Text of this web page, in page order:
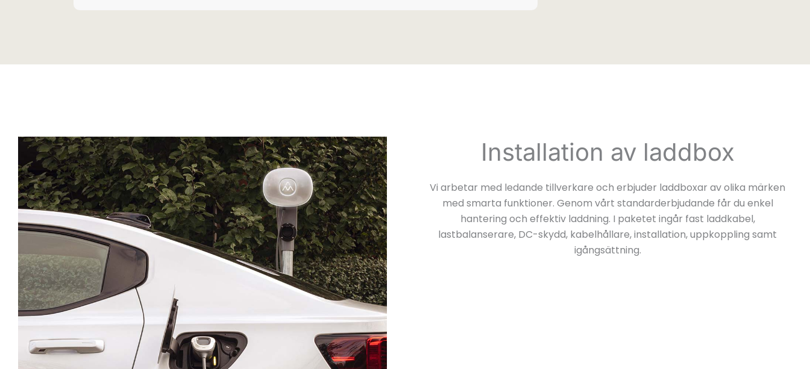
Installation av laddbox
Vi arbetar med ledande tillverkare och erbjuder laddboxar av olika märken
med smarta funktioner. Genom vårt standarderbjudande får du enkel
hantering och effektiv laddning. I paketet ingår fast laddkabel,
lastbalanserare, DC-skydd, kabelhållare, installation, uppkoppling samt
igångsättning.